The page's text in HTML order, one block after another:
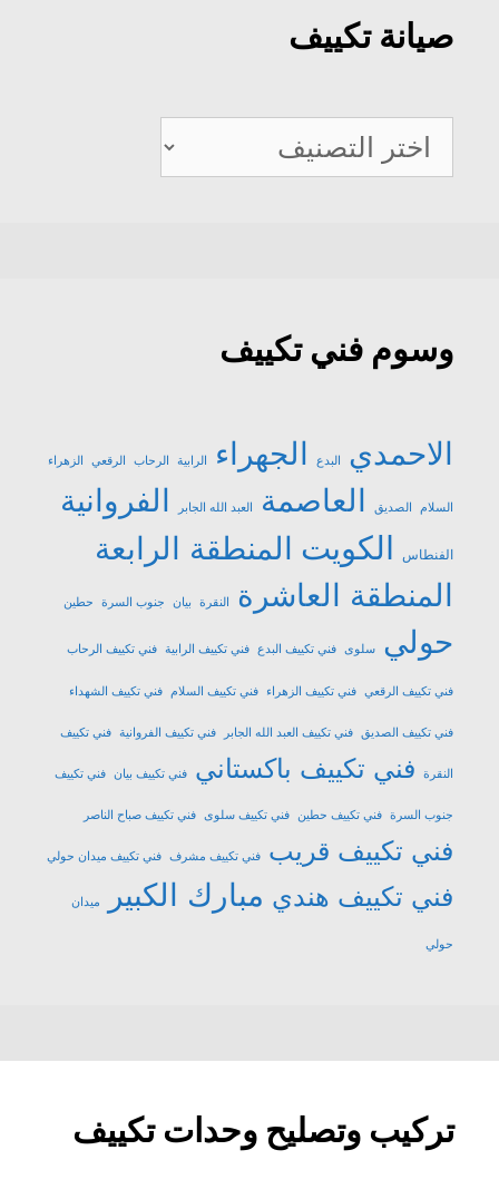
صيانة تكييف
صيانة
تكييف
وسوم فني تكييف
الاحمدي البدع الجهراء الرابية الرحاب الرقعي الزهراء
السلام الصديق العاصمة العبد الله الجابر الفروانية
الفنطاس الكويت المنطقة الرابعة
المنطقة العاشرة
النقرة بيان جنوب السرة حطين
حولي سلوى فني تكييف البدع فني تكييف الرابية فني تكييف الرحاب
فني تكييف الرقعي فني تكييف الزهراء فني تكييف السلام فني تكييف الشهداء
فني تكييف الصديق فني تكييف العبد الله الجابر فني تكييف الفروانية فني تكييف
النقرة فني تكييف باكستاني فني تكييف بيان فني تكييف
جنوب السرة فني تكييف حطين فني تكييف سلوى فني تكييف صباح الناصر
فني تكييف قريب فني تكييف مشرف فني تكييف ميدان حولي
فني تكييف هندي مبارك الكبير ميدان
حولي
تركيب وتصليح وحدات تكييف